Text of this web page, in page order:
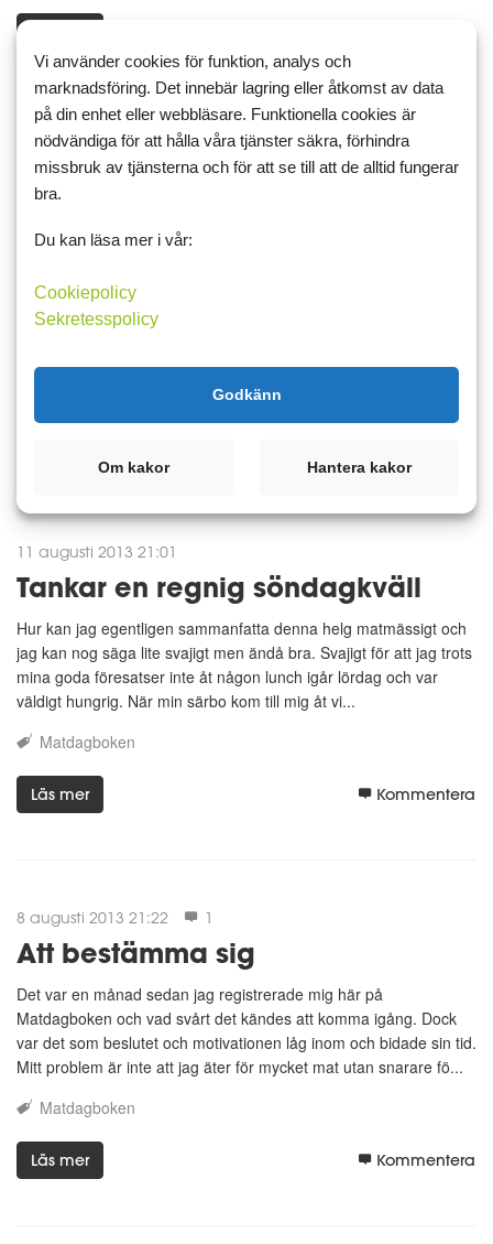
12 augusti 2013 21:22
Lite stressad och lätt att tappa
hitta rätt bland maten och veta vilken metod jag ska välja.Kan
rentav ibland bli förvirrad här av alla inlägg.Läser om någon som
har gått ned i vikt och jag tänker direkt att de...
Läs mer Kommentera
11 augusti 2013 21:01
Tankar en regnig söndagkväll
Hur kan jag egentligen sammanfatta denna helg matmässigt och
jag kan nog säga lite svajigt men ändå bra. Svajigt för att jag trots
mina goda föresatser inte åt någon lunch igår lördag och var
väldigt hungrig. När min särbo kom till mig åt vi...
Matdagboken
Läs mer Kommentera
8 augusti 2013 21:22 1
Att bestämma sig
Det var en månad sedan jag registrerade mig här på
Matdagboken och vad svårt det kändes att komma igång. Dock
var det som beslutet och motivationen låg inom och bidade sin tid.
Mitt problem är inte att jag äter för mycket mat utan snarare fö...
Matdagboken
Läs mer Kommentera
Vi använder cookies för funktion, analys och
marknadsföring. Det innebär lagring eller åtkomst av data
på din enhet eller webbläsare. Funktionella cookies är
nödvändiga för att hålla våra tjänster säkra, förhindra
missbruk av tjänsterna och för att se till att de alltid fungerar
bra.
Du kan läsa mer i vår:
Cookiepolicy
Sekretesspolicy
Godkänn
Om kakor Hantera kakor